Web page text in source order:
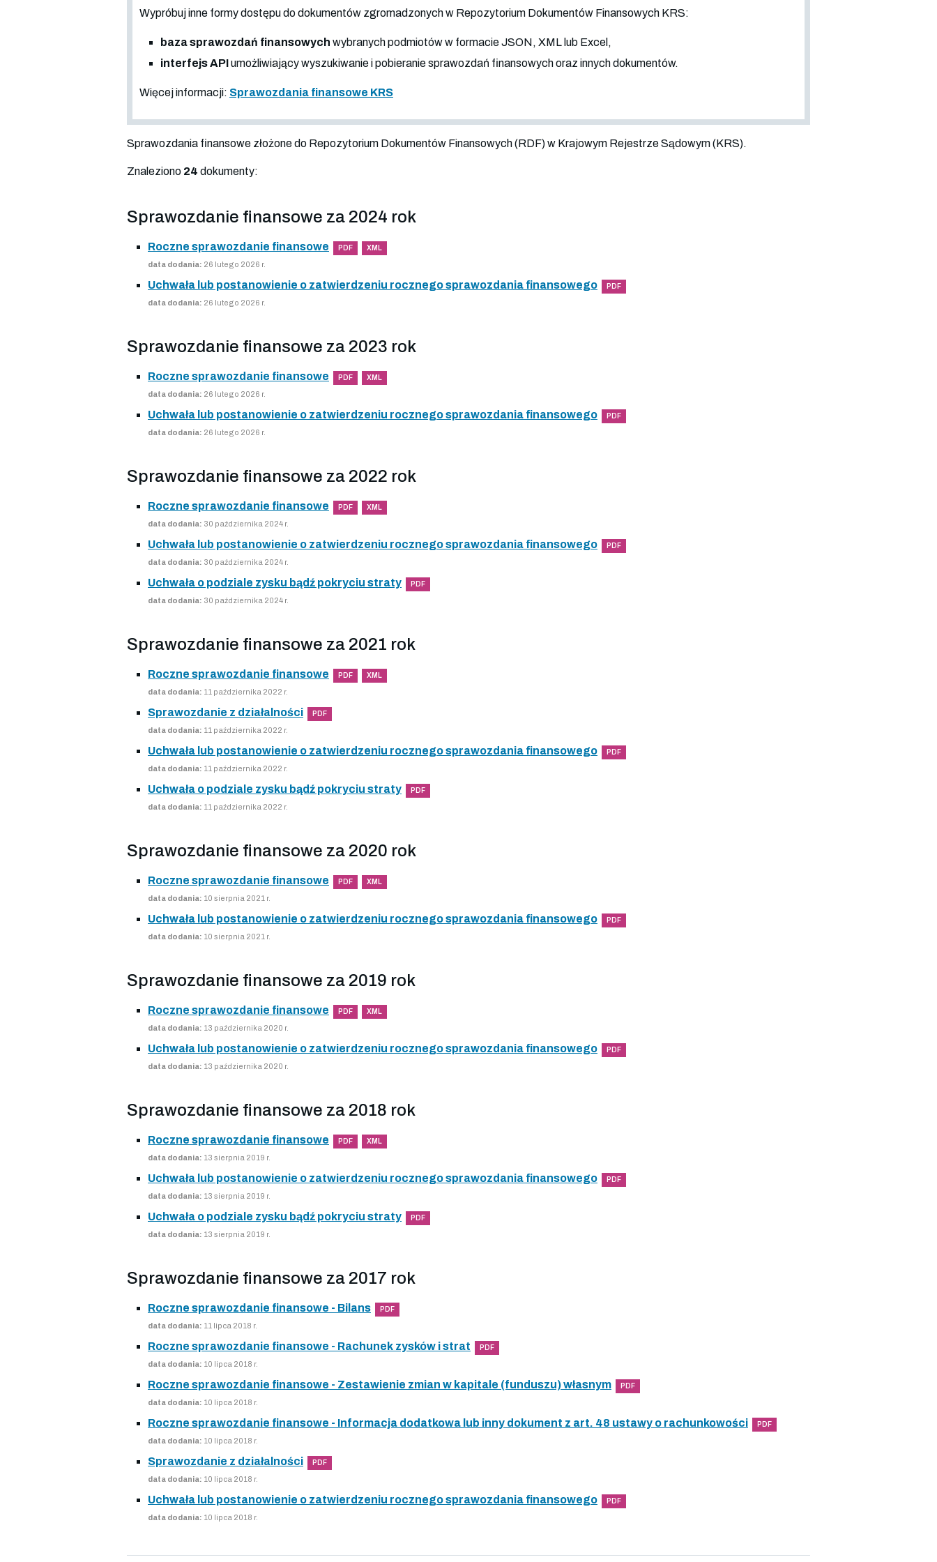
Wypróbuj inne formy dostępu do dokumentów zgromadzonych w Repozytorium Dokumentów Finansowych KRS:
baza sprawozdań finansowych wybranych podmiotów w formacie JSON, XML lub Excel,
interfejs APIumożliwiający wyszukiwanie i pobieranie sprawozdań finansowych oraz innych dokumentów.
Więcej informacji: Sprawozdania finansowe KRS
Sprawozdania finansowe złożone do Repozytorium Dokumentów Finansowych (RDF) w Krajowym Rejestrze Sądowym (KRS).
Znaleziono 24 dokumenty:
Sprawozdanie finansowe za 2024 rok
Roczne sprawozdanie finansowe PDF XML
data dodania: 26 lutego 2026 r.
Uchwała lub postanowienie o zatwierdzeniu rocznego sprawozdania finansowego PDF
data dodania: 26 lutego 2026 r.
Sprawozdanie finansowe za 2023 rok
Roczne sprawozdanie finansowe PDF XML
data dodania: 26 lutego 2026 r.
Uchwała lub postanowienie o zatwierdzeniu rocznego sprawozdania finansowego PDF
data dodania: 26 lutego 2026 r.
Sprawozdanie finansowe za 2022 rok
Roczne sprawozdanie finansowe PDF XML
data dodania: 30 października 2024 r.
Uchwała lub postanowienie o zatwierdzeniu rocznego sprawozdania finansowego PDF
data dodania: 30 października 2024 r.
Uchwała o podziale zysku bądź pokryciu straty PDF
data dodania: 30 października 2024 r.
Sprawozdanie finansowe za 2021 rok
Roczne sprawozdanie finansowe PDF XML
data dodania: 11 października 2022 r.
Sprawozdanie z działalności PDF
data dodania: 11 października 2022 r.
Uchwała lub postanowienie o zatwierdzeniu rocznego sprawozdania finansowego PDF
data dodania: 11 października 2022 r.
Uchwała o podziale zysku bądź pokryciu straty PDF
data dodania: 11 października 2022 r.
Sprawozdanie finansowe za 2020 rok
Roczne sprawozdanie finansowe PDF XML
data dodania: 10 sierpnia 2021 r.
Uchwała lub postanowienie o zatwierdzeniu rocznego sprawozdania finansowego PDF
data dodania: 10 sierpnia 2021 r.
Sprawozdanie finansowe za 2019 rok
Roczne sprawozdanie finansowe PDF XML
data dodania: 13 października 2020 r.
Uchwała lub postanowienie o zatwierdzeniu rocznego sprawozdania finansowego PDF
data dodania: 13 października 2020 r.
Sprawozdanie finansowe za 2018 rok
Roczne sprawozdanie finansowe PDF XML
data dodania: 13 sierpnia 2019 r.
Uchwała lub postanowienie o zatwierdzeniu rocznego sprawozdania finansowego PDF
data dodania: 13 sierpnia 2019 r.
Uchwała o podziale zysku bądź pokryciu straty PDF
data dodania: 13 sierpnia 2019 r.
Sprawozdanie finansowe za 2017 rok
Roczne sprawozdanie finansowe - Bilans PDF
data dodania: 11 lipca 2018 r.
Roczne sprawozdanie finansowe - Rachunek zysków i strat PDF
data dodania: 10 lipca 2018 r.
Roczne sprawozdanie finansowe - Zestawienie zmian w kapitale (funduszu) własnym PDF
data dodania: 10 lipca 2018 r.
Roczne sprawozdanie finansowe - Informacja dodatkowa lub inny dokument z art. 48 ustawy o rachunkowości PDF
data dodania: 10 lipca 2018 r.
Sprawozdanie z działalności PDF
data dodania: 10 lipca 2018 r.
Uchwała lub postanowienie o zatwierdzeniu rocznego sprawozdania finansowego PDF
data dodania: 10 lipca 2018 r.